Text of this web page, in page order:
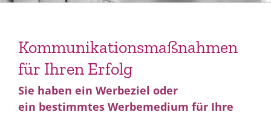
Kommunikationsmaßnahmen
für Ihren Erfolg
Sie haben ein Werbeziel oder
ein bestimmtes Werbemedium für Ihre